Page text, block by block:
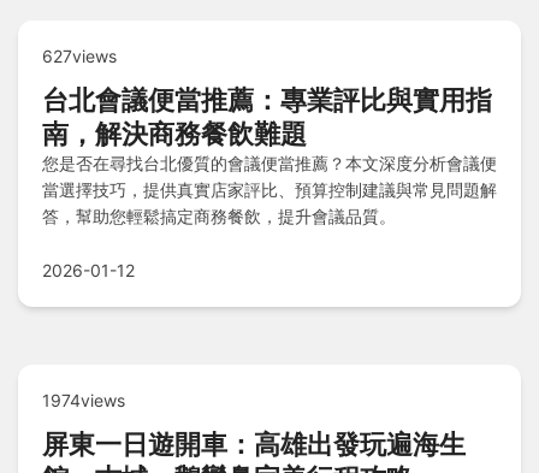
627views
台北會議便當推薦：專業評比與實用指
南，解決商務餐飲難題
您是否在尋找台北優質的會議便當推薦？本文深度分析會議便
當選擇技巧，提供真實店家評比、預算控制建議與常見問題解
答，幫助您輕鬆搞定商務餐飲，提升會議品質。
2026-01-12
1974views
屏東一日遊開車：高雄出發玩遍海生